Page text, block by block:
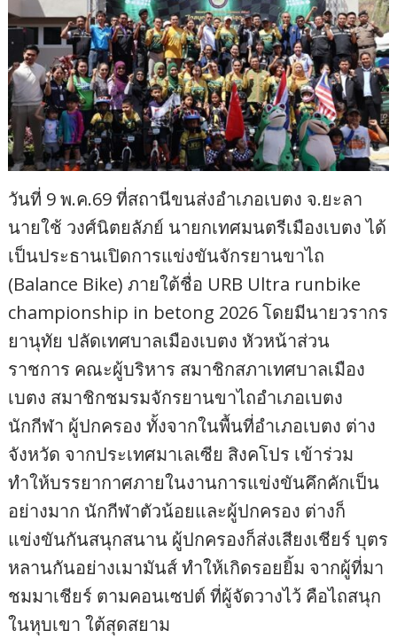
วันที่ 9 พ.ค.69 ที่สถานีขนส่งอำเภอเบตง จ.ยะลา
นายใช้ วงศ์นิตยลัภย์ นายกเทศมนตรีเมืองเบตง ได้
เป็นประธานเปิดการแข่งขันจักรยานขาไถ
(Balance Bike) ภายใต้ชื่อ URB Ultra runbike
championship in betong 2026 โดยมีนายวรากร
ยานุทัย ปลัดเทศบาลเมืองเบตง หัวหน้าส่วน
ราชการ คณะผู้บริหาร สมาชิกสภาเทศบาลเมือง
เบตง สมาชิกชมรมจักรยานขาไถอำเภอเบตง
นักกีฬา ผู้ปกครอง ทั้งจากในพื้นที่อำเภอเบตง ต่าง
จังหวัด จากประเทศมาเลเซีย สิงคโปร เข้าร่วม
ทำให้บรรยากาศภายในงานการแข่งขันคึกคักเป็น
อย่างมาก นักกีฬาตัวน้อยและผู้ปกครอง ต่างก็
แข่งขันกันสนุกสนาน ผู้ปกครองก็ส่งเสียงเชียร์ บุตร
หลานกันอย่างเมามันส์ ทำให้เกิดรอยยิ้ม จากผู้ที่มา
ชมมาเชียร์ ตามคอนเซปต์ ที่ผู้จัดวางไว้ คือไถสนุก
ในหุบเขา ใต้สุดสยาม